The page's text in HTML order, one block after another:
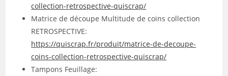
collection-retrospective-quiscrap/
Matrice de découpe Multitude de coins collection
RETROSPECTIVE:
https://quiscrap.fr/produit/matrice-de-decoupe-
coins-collection-retrospective-quiscrap/
Tampons Feuillage: